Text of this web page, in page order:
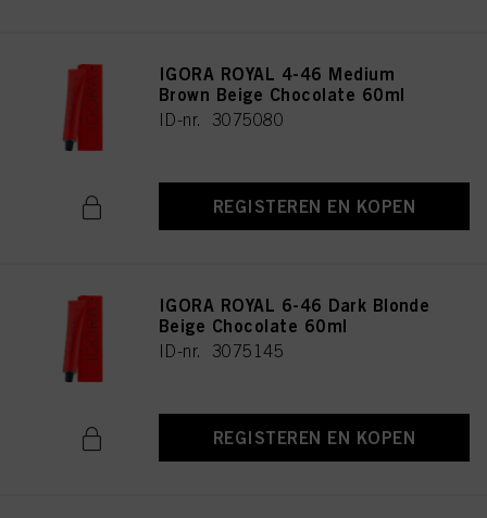
IGORA ROYAL 4-46 Medium
Brown Beige Chocolate 60ml
ID-nr. 3075080
REGISTEREN EN KOPEN
IGORA ROYAL 6-46 Dark Blonde
Beige Chocolate 60ml
ID-nr. 3075145
REGISTEREN EN KOPEN